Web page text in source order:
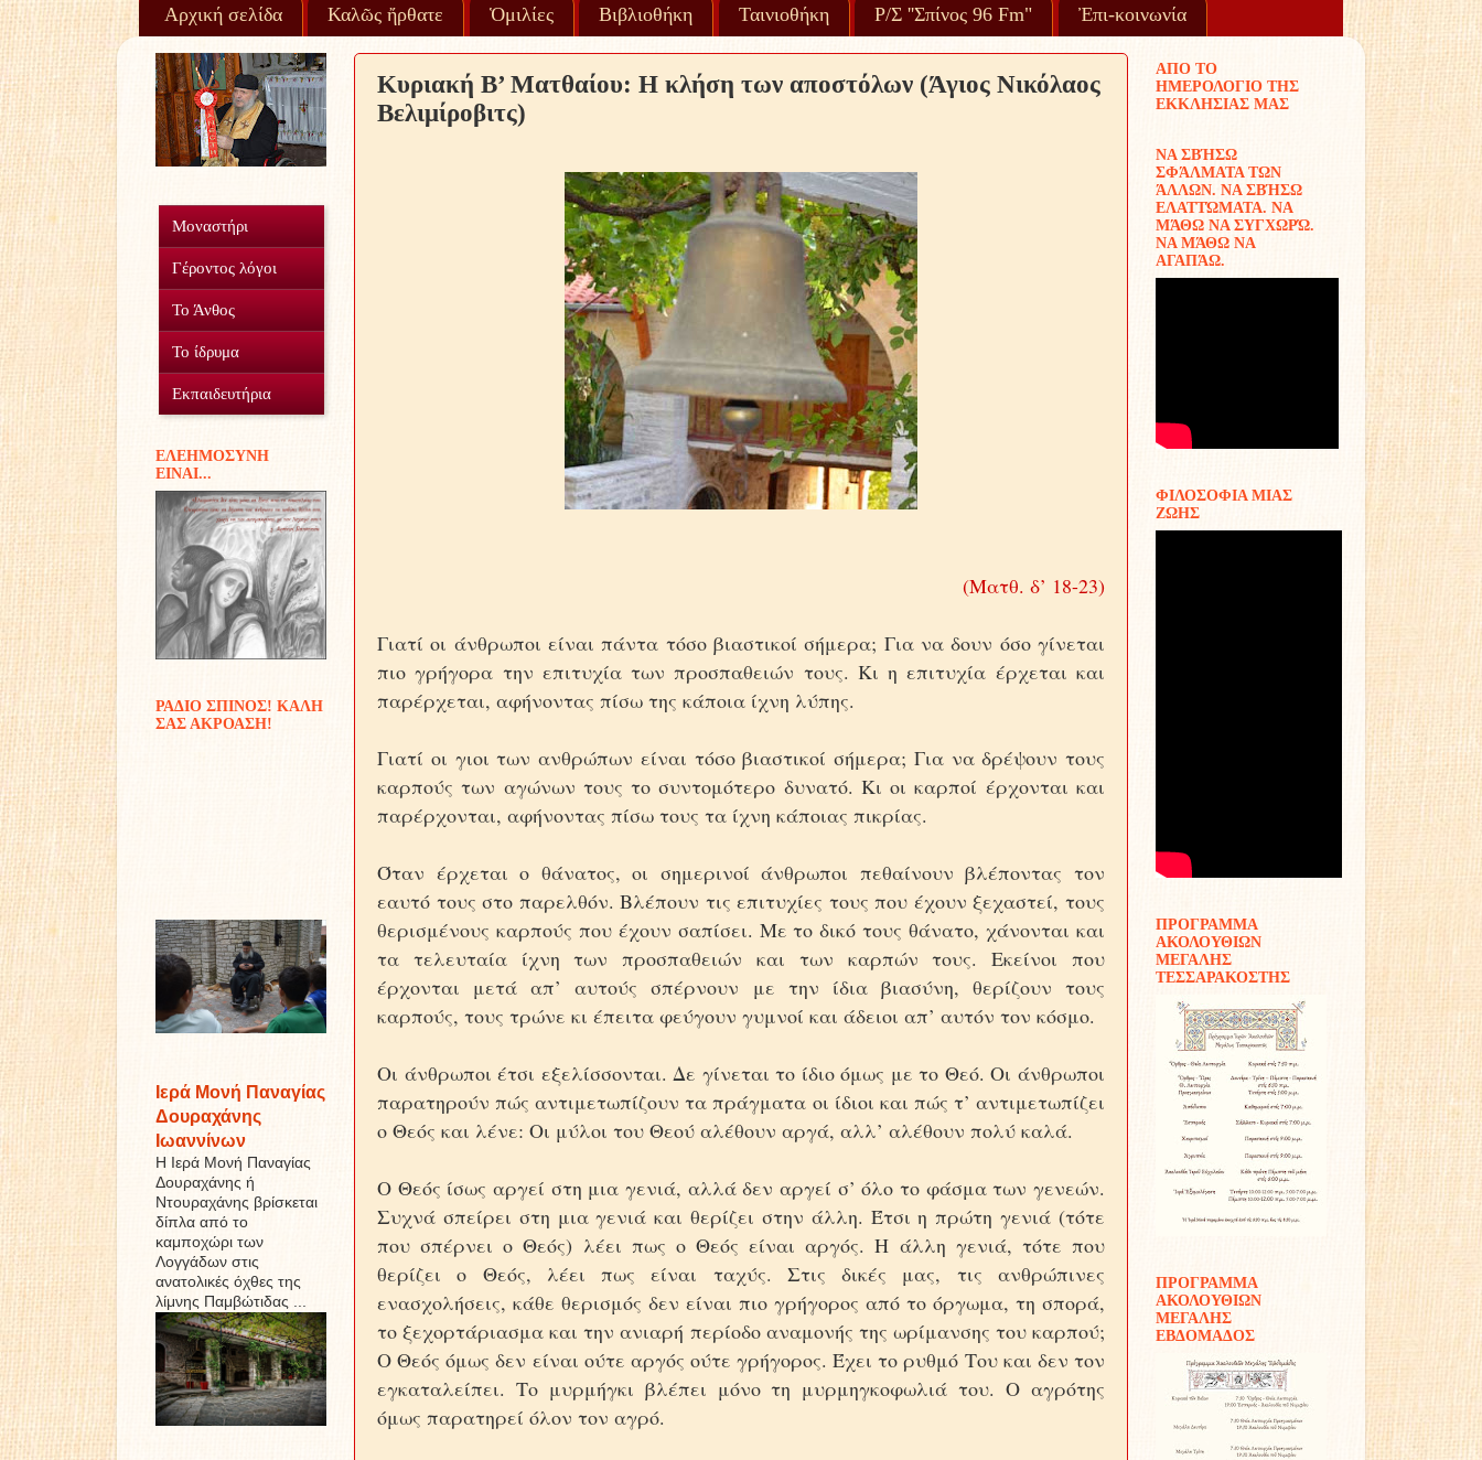
Αρχική σελίδα Καλῶς ἤρθατε Ὁμιλίες Βιβλιοθήκη Ταινιοθήκη Ρ/Σ ''Σπίνος 96 Fm" Ἐπι-κοινωνία
Κυριακή Β’ Ματθαίου: Η κλήση των αποστόλων (Άγιος Νικόλαος
Βελιμίροβιτς)
(Ματθ. δ’ 18-23)
Γιατί οι άνθρωποι είναι πάντα τόσο βιαστικοί σήμερα; Για να δουν όσο γίνεται
πιο γρήγορα την επιτυχία των προσπαθειών τους. Κι η επιτυχία έρχεται και
παρέρχεται, αφήνοντας πίσω της κάποια ίχνη λύπης.
Γιατί οι γιοι των ανθρώπων είναι τόσο βιαστικοί σήμερα; Για να δρέψουν τους
καρπούς των αγώνων τους το συντομότερο δυνατό. Κι οι καρποί έρχονται και
παρέρχονται, αφήνοντας πίσω τους τα ίχνη κάποιας πικρίας.
Όταν έρχεται ο θάνατος, οι σημερινοί άνθρωποι πεθαίνουν βλέποντας τον
εαυτό τους στο παρελθόν. Βλέπουν τις επιτυχίες τους που έχουν ξεχαστεί, τους
θερισμένους καρπούς που έχουν σαπίσει. Με το δικό τους θάνατο, χάνονται και
τα τελευταία ίχνη των προσπαθειών και των καρπών τους. Εκείνοι που
έρχονται μετά απ’ αυτούς σπέρνουν με την ίδια βιασύνη, θερίζουν τους
καρπούς, τους τρώνε κι έπειτα φεύγουν γυμνοί και άδειοι απ’ αυτόν τον κόσμο.
Οι άνθρωποι έτσι εξελίσσονται. Δε γίνεται το ίδιο όμως με το Θεό. Οι άνθρωποι
παρατηρούν πώς αντιμετωπίζουν τα πράγματα οι ίδιοι και πώς τ’ αντιμετωπίζει
ο Θεός και λένε: Οι μύλοι του Θεού αλέθουν αργά, αλλ’ αλέθουν πολύ καλά.
Ο Θεός ίσως αργεί στη μια γενιά, αλλά δεν αργεί σ’ όλο το φάσμα των γενεών.
Συχνά σπείρει στη μια γενιά και θερίζει στην άλλη. Έτσι η πρώτη γενιά (τότε
που σπέρνει ο Θεός) λέει πως ο Θεός είναι αργός. Η άλλη γενιά, τότε που
θερίζει ο Θεός, λέει πως είναι ταχύς. Στις δικές μας, τις ανθρώπινες
ενασχολήσεις, κάθε θερισμός δεν είναι πιο γρήγορος από το όργωμα, τη σπορά,
το ξεχορτάριασμα και την ανιαρή περίοδο αναμονής της ωρίμανσης του καρπού;
Ο Θεός όμως δεν είναι ούτε αργός ούτε γρήγορος. Έχει το ρυθμό Του και δεν τον
εγκαταλείπει. Το μυρμήγκι βλέπει μόνοτη μυρμηγκοφωλιά του. Ο αγρότης
όμως παρατηρεί όλον τον αγρό.
Μοναστήρι
Γέροντος λόγοι
Το Άνθος
Ο Σύλλογος
Εθελοντισμός
Το ίδρυμα
Οικοτροφείο
Διακονίες
Εκπαιδευτήρια
Δημοτικό Δουραχάνης
Παιδικές αναμνήσεις
EΛΕΗΜΟΣΥΝΗ
ΕIΝΑΙ...
ΡΑΔΙΟ ΣΠΙΝΟΣ! ΚΑΛΗ
ΣΑΣ ΑΚΡΟΑΣΗ!
Ιερά Μονή Παναγίας
Δουραχάνης
Ιωαννίνων
Η Ιερά Μονή Παναγίας
Δουραχάνης ή
Ντουραχάνης βρίσκεται
δίπλα από το
καμποχώρι των
Λογγάδων στις
ανατολικές όχθες της
λίμνης Παμβώτιδας ...
ΑΠΟ ΤΟ
ΗΜΕΡΟΛΟΓΙΟ ΤΗΣ
ΕΚΚΛΗΣΙΑΣ ΜΑΣ
ΝΑ ΣΒΉΣΩ
ΣΦΆΛΜΑΤΑ ΤΩΝ
ΆΛΛΩΝ. ΝΑ ΣΒΉΣΩ
ΕΛΑΤΤΏΜΑΤΑ. ΝΑ
ΜΆΘΩ ΝΑ ΣΥΓΧΩΡΏ.
ΝΑ ΜΆΘΩ ΝΑ
ΑΓΑΠΆΩ.
ΦΙΛΟΣΟΦΙΑ ΜΙΑΣ
ΖΩΗΣ
ΠΡΟΓΡΑΜΜΑ
ΑΚΟΛΟΥΘΙΩΝ
ΜΕΓΑΛΗΣ
ΤΕΣΣΑΡΑΚΟΣΤΗΣ
ΠΡΟΓΡΑΜΜΑ
ΑΚΟΛΟΥΘΙΩΝ
ΜΕΓΑΛΗΣ
ΕΒΔΟΜΑΔΟΣ